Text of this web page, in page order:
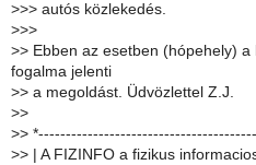
>>> autós közlekedés.
>>>
>> Ebben az esetben (hópehely)
fogalma jelenti
>> a megoldást. Üdvözlettel Z.J.
>>
>>
>> | A FIZINFO a fizikus